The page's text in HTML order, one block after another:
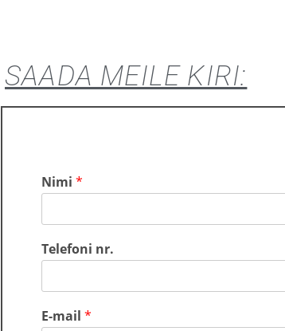
SAADA MEILE KIRI:
Nimi *
Telefoni nr.
E-mail *